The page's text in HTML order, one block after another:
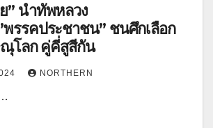
” นำทัพหลวง
รรคประชาชน” ชนศึกเลือก
ณุโลก คู่คี่สูสีกัน
NORTHERN